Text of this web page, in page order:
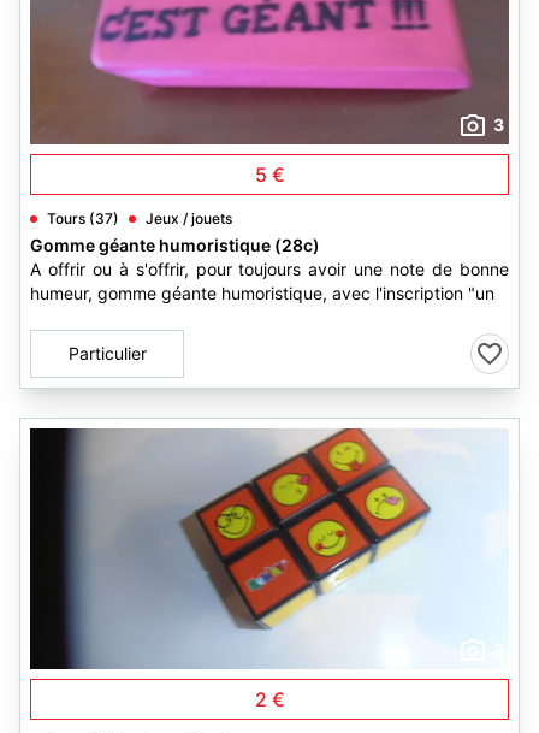
3
5 €
Tours (37) Jeux / jouets
Gomme géante humoristique (28c)
A offrir ou à s'offrir, pour toujours avoir une note de bonne
humeur, gomme géante humoristique, avec l'inscription "un
Particulier
2 €